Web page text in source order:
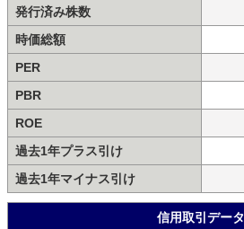
発行済み株数
時価総額
PER
PBR
ROE
過去1年プラス引け
過去1年マイナス引け
信用取引データ